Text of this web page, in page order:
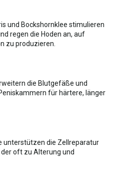
und Bockshornklee stimulieren
regen die Hoden an, auf
zu produzieren.
die Blutgefäße und
für härtere, länger
die Zellreparatur
oft zu Alterung und